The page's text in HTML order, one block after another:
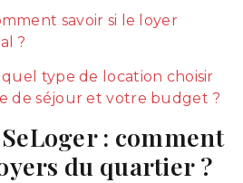
savoir si le loyer
?
type de location choisir
de séjour et votre budget ?
: comment
du quartier ?